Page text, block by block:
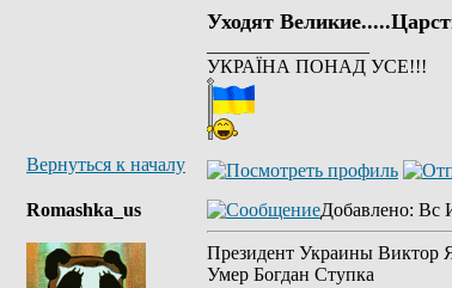
Уходят
УКРАЇНА ПОНАД УСЕ!!!
Вернуться к началу
Romashka_us Добавлено: Вс
Президент Украины Виктор
Умер Богдан Ступка